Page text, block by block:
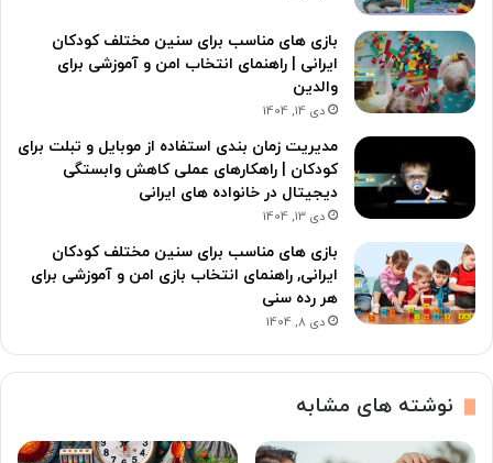
بازی های مناسب برای سنین مختلف کودکان
ایرانی | راهنمای انتخاب امن و آموزشی برای
والدین
دی 14, 1404
مدیریت زمان بندی استفاده از موبایل و تبلت برای
کودکان | راهکارهای عملی کاهش وابستگی
دیجیتال در خانواده های ایرانی
دی 13, 1404
بازی های مناسب برای سنین مختلف کودکان
ایرانی, راهنمای انتخاب بازی امن و آموزشی برای
هر رده سنی
دی 8, 1404
نوشته های مشابه